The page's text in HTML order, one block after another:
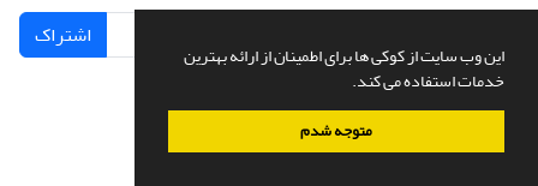
این وب سایت از کوکی ها برای اطمینان از ارائه بهترین
خدمات استفاده می کند.
متوجه شدم
اشتراک
سامانه مدیریت نشریات علمی.طراحی و پیاده سازی ازسیناوب